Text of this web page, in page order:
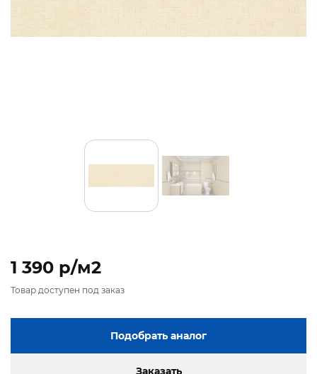
1 390 p/м2
Товар доступен под заказ
Подобрать аналог
Заказать